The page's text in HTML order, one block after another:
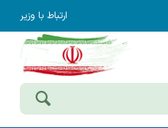
ارتباط با وزیر